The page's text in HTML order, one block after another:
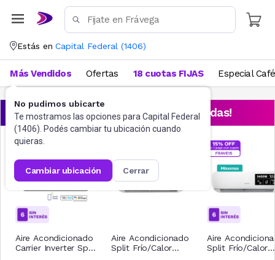
Estás en Capital Federal (1406)
No pudimos ubicarte
Te mostramos las opciones para Capital Federal
(1406). Podés cambiar tu ubicación cuando
quieras.
cambiar ubicación cerrar
Más Vendidos Ofertas 18 cuotas FIJAS Especial Café
¡Aprovechá las ofertas destacadas!
Aire Acondicionado
Carrier Inverter Split
Aire Acondicionado
Split Frío/Calor
Aire
Split Frío/Calor